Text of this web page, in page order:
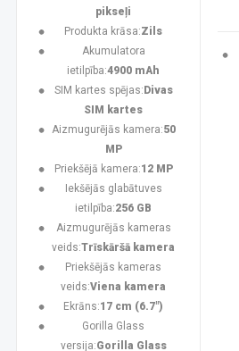
pikseļi
Produkta krāsa:Zils
Akumulatora
ietilpība:4900 mAh
SIM kartes spējas: Divas
SIM kartes
Aizmugurējās kamera:50
MP
Priekšējā kamera:12 MP
Iekšējās glabātuves
ietilpība:256 GB
Aizmugurējās kameras
veids:Trīskāršā kamera
Priekšējās kameras
veids:Viena kamera
Ekrāns:17 cm (6.7")
Gorilla Glass
versija:Gorilla Glass